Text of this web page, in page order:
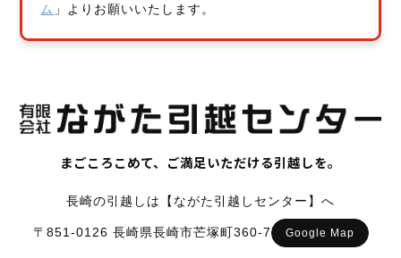
ム 」よりお願いいたします。
まごころこめて、ご満足いただける引越しを。
長崎の引越しは【ながた引越しセンター】へ
〒851-0126 長崎県長崎市芒塚町360-7 Google Map